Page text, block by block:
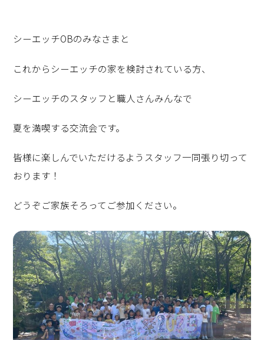
シーエッチOBのみなさまと
これからシーエッチの家を検討されている方、
シーエッチのスタッフと職人さんみんなで
夏を満喫する交流会です。
皆様に楽しんでいただけるようスタッフ一同張り切って
おります！
どうぞご家族そろってご参加ください。